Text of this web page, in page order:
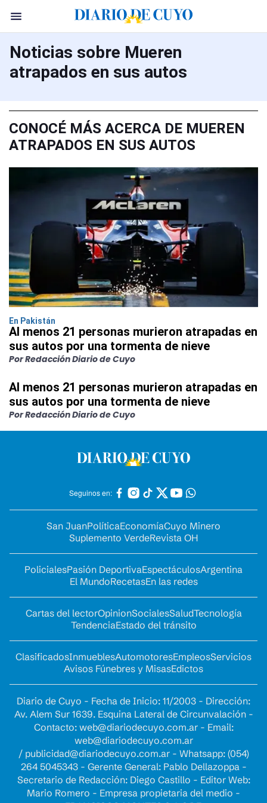
Noticias sobre Mueren
atrapados en sus autos
CONOCÉ MÁS ACERCA DE MUEREN
ATRAPADOS EN SUS AUTOS
En Pakistán
Al menos 21 personas murieron atrapadas en
sus autos por una tormenta de nieve
Por Redacción Diario de Cuyo
Al menos 21 personas murieron atrapadas en
sus autos por una tormenta de nieve
Por Redacción Diario de Cuyo
Seguinos en:
San JuanPolíticaEconomíaCuyo Minero
Suplemento VerdeRevista OH
PolicialesPasión DeportivaEspectáculosArgentina
El MundoRecetasEn las redes
Cartas del lectorOpinionSocialesSaludTecnología
TendenciaEstado del tránsito
ClasificadosInmueblesAutomotoresEmpleosServicios
Avisos Fúnebres y MisasEdictos
Diario de Cuyo - Fecha de Inicio: 11/2003 - Dirección:
Av. Alem Sur 1639. Esquina Lateral de Circunvalación -
Contacto: web@diariodecuyo.com.ar- Email:
web@diariodecuyo.com.ar
/ publicidad@diariodecuyo.com.ar- Whatsapp: (054)
264 5045343 - Gerente General: Pablo Dellazoppa -
Secretario de Redacción: Diego Castillo - Editor Web:
Mario Romero - Empresa propietaria del medio -